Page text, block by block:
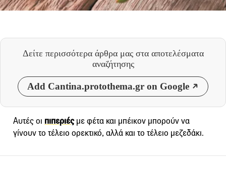
Δείτε περισσότερα άρθρα μας στα αποτελέσματα
αναζήτησης
Add Cantina.protothema.gr on Google
Αυτές οι πιπεριέςμε φέτα και μπέικον μπορούν να
γίνουν το τέλειο ορεκτικό, αλλά και το τέλειο μεζεδάκι.